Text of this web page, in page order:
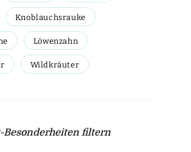
Knoblauchsrauke
Löwenzahn
Wildkräuter
Besonderheiten filtern